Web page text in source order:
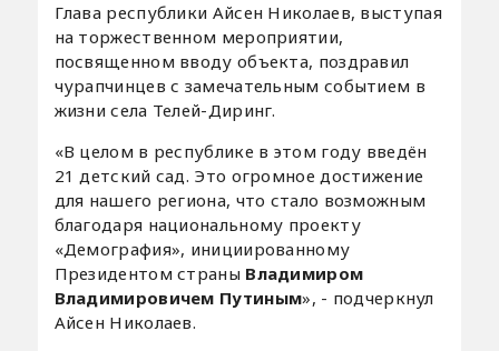
Глава республики Айсен Николаев, выступая
на торжественном мероприятии,
посвященном вводу объекта, поздравил
чурапчинцев с замечательным событием в
жизни села Телей-Диринг.
«В целом в республике в этом году введён
21 детский сад. Это огромное достижение
для нашего региона, что стало возможным
благодаря национальному проекту
«Демография», инициированному
Президентом страны Владимиром
Владимировичем Путиным», - подчеркнул
Айсен Николаев.